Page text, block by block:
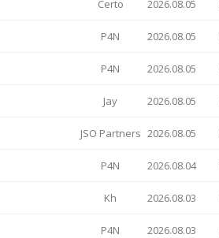
Certo 2026.08.05
P4N 2026.08.05
P4N 2026.08.05
Jay 2026.08.05
JSO Partners 2026.08.05
P4N 2026.08.04
Kh 2026.08.03
P4N 2026.08.03